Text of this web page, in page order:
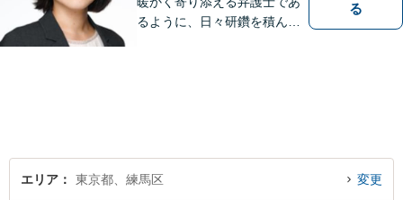
るように、日々研鑽を積んで
ます。
る
エリア 東京都、練馬区 変更